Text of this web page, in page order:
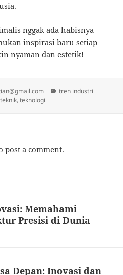
nggak ada habisnya
inspirasi baru setiap
nyaman dan estetik!
Categories
tren industri
teknik,teknologi
post a comment.
Memahami
Presisi di Dunia
Depan: Inovasi dan